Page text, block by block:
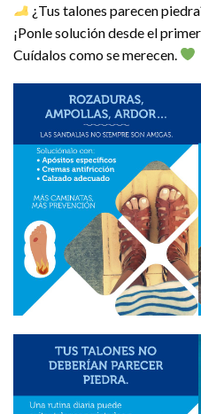
¿Tus talones parecen
¡Ponle solución desde el
Cuídalos como se merecen.